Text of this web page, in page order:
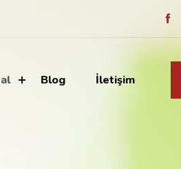
Blog İletişim